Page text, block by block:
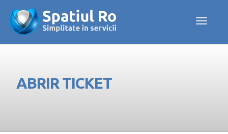
Toggle
ABRIR TICKET